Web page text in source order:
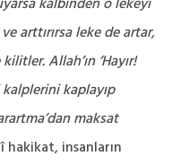
arttırırsa leke de artar,
Allah’ın ‘Hayır!
kaplayıp
maksat
hakikat, insanların